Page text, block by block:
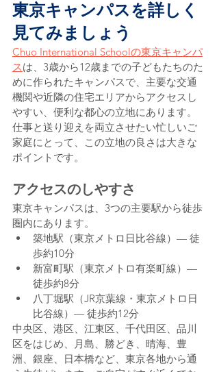
東京キャンパスを詳しく
見てみましょう
Chuo International Schoolの東京キャンパ
スは、3歳から12歳までの子どもたちのた
めに作られたキャンパスで、主要な交通
機関や近隣の住宅エリアからアクセスし
やすい、便利な都心の立地にあります。
仕事と送り迎えを両立させたい忙しいご
家庭にとって、この立地の良さは大きな
ポイントです。
アクセスのしやすさ
東京キャンパスは、3つの主要駅から徒歩
圏内にあります。
築地駅（東京メトロ日比谷線）— 徒
歩約10分
新富町駅（東京メトロ有楽町線）—
徒歩約8分
八丁堀駅（JR京葉線・東京メトロ日
比谷線）— 徒歩約12分
中央区、港区、江東区、千代田区、品川
区をはじめ、月島、勝どき、晴海、豊
洲、銀座、日本橋など、東京各地から通